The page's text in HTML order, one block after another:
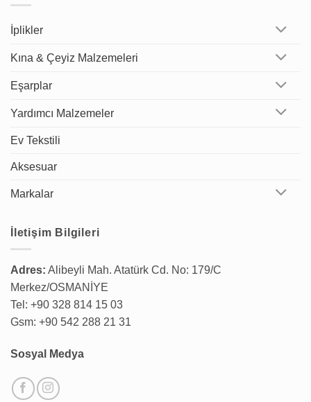
İplikler
Kına & Çeyiz Malzemeleri
Eşarplar
Yardımcı Malzemeler
Ev Tekstili
Aksesuar
Markalar
İletişim Bilgileri
Adres: Alibeyli Mah. Atatürk Cd. No: 179/C
Merkez/OSMANİYE
Tel: +90 328 814 15 03
Gsm: +90 542 288 21 31
Sosyal Medya